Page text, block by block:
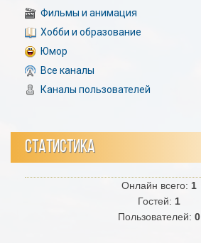
Фильмы и анимация
Хобби и образование
Юмор
Все каналы
Каналы пользователей
СТАТИСТИКА
Онлайн всего: 1
Гостей: 1
Пользователей: 0